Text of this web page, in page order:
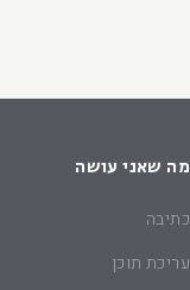
מה שאני עושה
כתיבה
עריכת תוכן